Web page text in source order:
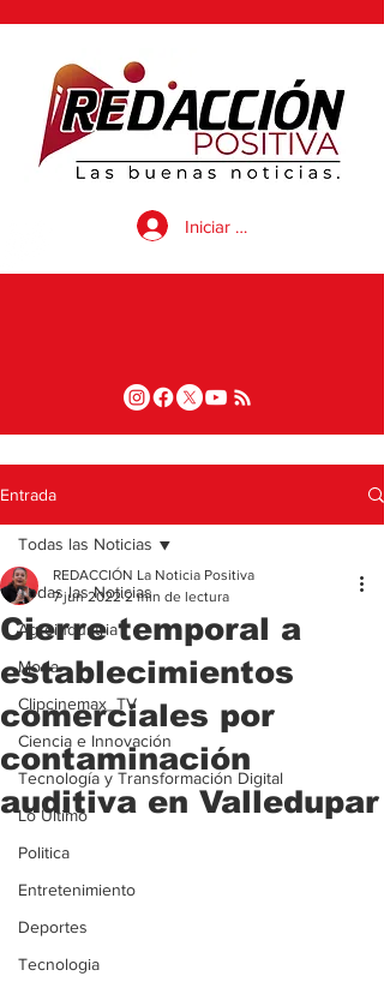
Iniciar sesión
Entrada
Todas las Noticias
Agroindustria
Moda
Clipcinemax_TV
Ciencia e Innovación
Tecnología y Transformación Digital
Lo Ultimo
Politica
Entretenimiento
Deportes
Tecnologia
Todas las Noticias
Cierre temporal a
establecimientos
comerciales por
contaminación
auditiva en Valledupar
REDACCIÓN La Noticia Positiva
7 jun 2022 2 min de lectura